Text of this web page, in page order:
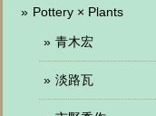
Pottery × Plants
青木宏
淡路瓦